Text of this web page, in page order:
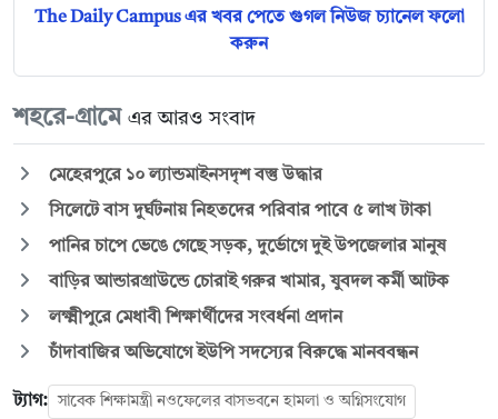
The Daily Campus এর খবর পেতে গুগল নিউজ চ্যানেল ফলো
করুন
শহরে-গ্রামে এর আরও সংবাদ
মেহেরপুরে ১০ ল্যান্ডমাইনসদৃশ বস্তু উদ্ধার
সিলেটে বাস দুর্ঘটনায় নিহতদের পরিবার পাবে ৫ লাখ টাকা
পানির চাপে ভেঙে গেছে সড়ক, দুর্ভোগে দুই উপজেলার মানুষ
বাড়ির আন্ডারগ্রাউন্ডে চোরাই গরুর খামার, যুবদল কর্মী আটক
লক্ষ্মীপুরে মেধাবী শিক্ষার্থীদের সংবর্ধনা প্রদান
চাঁদাবাজির অভিযোগে ইউপি সদস্যের বিরুদ্ধে মানববন্ধন
ট্যাগ: সাবেক শিক্ষামন্ত্রী নওফেলের বাসভবনে হামলা ও অগ্নিসংযোগ